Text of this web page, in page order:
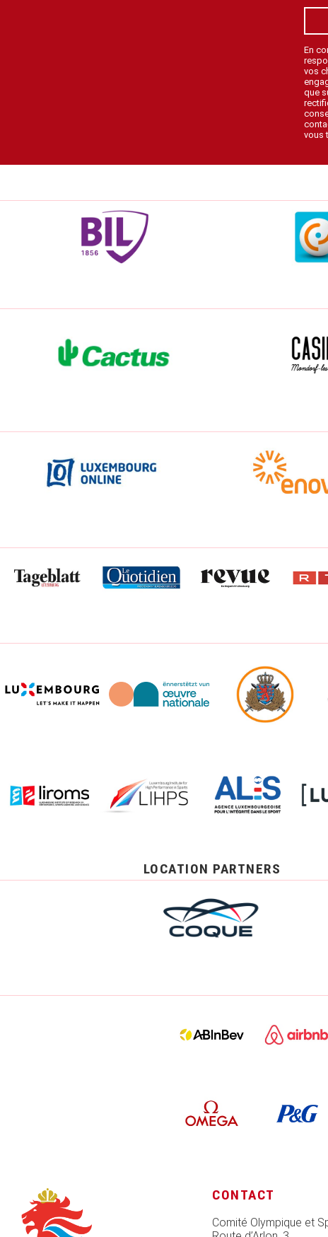
En
vos
que
vous
LOCATION PARTNERS
CONTACT
Comité Olympique et